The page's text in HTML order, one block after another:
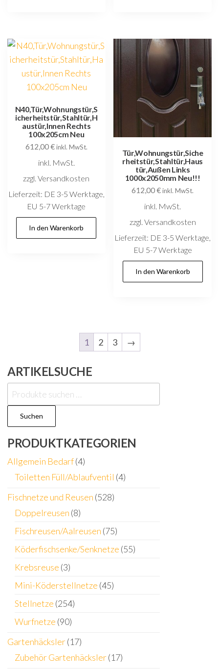
N40,Tür,Wohnungstür,S
icherheitstür,Stahltür,H
austür,Innen Rechts
100x205cm Neu
612,00€inkl. MwSt.
inkl. MwSt.
zzgl. Versandkosten
Lieferzeit: DE 3-5 Werktage,
EU 5-7 Werktage
In den Warenkorb
Tür,Wohnungstür,Siche
rheitstür,Stahltür,Haus
tür,Außen Links
1000x2050mm Neu!!!
612,00€inkl. MwSt.
inkl. MwSt.
zzgl. Versandkosten
Lieferzeit: DE 3-5 Werktage,
EU 5-7 Werktage
In den Warenkorb
1 2 3 →
ARTIKELSUCHE
Suchen
nach:
Suchen
PRODUKTKATEGORIEN
Allgemein Bedarf(4)
Toiletten Füll/Ablaufventil (4)
Fischnetze und Reusen (528)
Doppelreusen (8)
Fischreusen/Aalreusen (75)
Köderfischsenke/Senknetze (55)
Krebsreuse (3)
Mini-Köderstellnetze (45)
Stellnetze (254)
Wurfnetze (90)
Gartenhäcksler(17)
Zubehör Gartenhäcksler(17)